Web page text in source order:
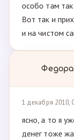
особо там так
Вот так и
и на чистом
Федора
1 декабря 2010,
ясно, а то я
денег тоже